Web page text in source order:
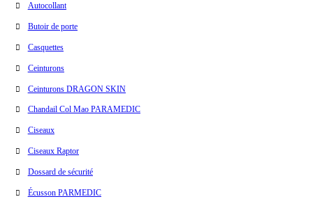
Autocollant
Butoir de porte
Casquettes
Ceinturons
Ceinturons DRAGON SKIN
Chandail Col Mao PARAMEDIC
Ciseaux
Ciseaux Raptor
Dossard de sécurité
Écusson PARMEDIC